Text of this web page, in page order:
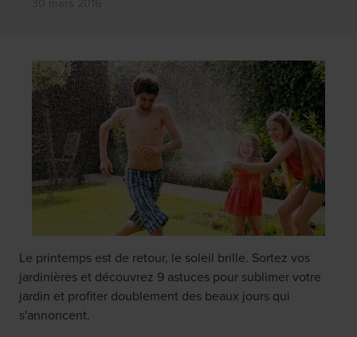
Le printemps est de retour, le soleil brille. Sortez vos
jardinières et découvrez 9 astuces pour sublimer votre
jardin et profiter doublement des beaux jours qui
s'annoncent.